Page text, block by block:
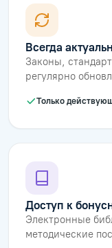
Всегда
Законы,
регулярно
Только
Доступ к
Электронные
методические